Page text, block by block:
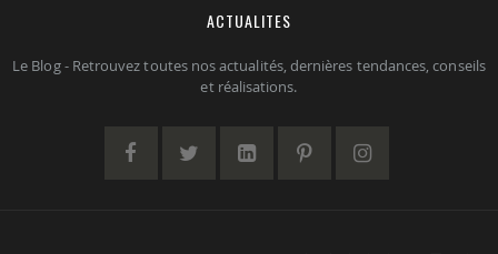
ACTUALITES
Le Blog - Retrouvez toutes nos actualités, dernières tendances, conseils
et réalisations.